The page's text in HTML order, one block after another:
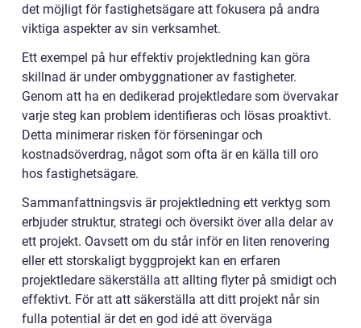
det möjligt för fastighetsägare att fokusera på andra
viktiga aspekter av sin verksamhet.
Ett exempel på hur effektiv projektledning kan göra
skillnad är under ombyggnationer av fastigheter.
Genom att ha en dedikerad projektledare som övervakar
varje steg kan problem identifieras och lösas proaktivt.
Detta minimerar risken för förseningar och
kostnadsöverdrag, något som ofta är en källa till oro
hos fastighetsägare.
Sammanfattningsvis är projektledning ett verktyg som
erbjuder struktur, strategi och översikt över alla delar av
ett projekt. Oavsett om du står inför en liten renovering
eller ett storskaligt byggprojekt kan en erfaren
projektledare säkerställa att allting flyter på smidigt och
effektivt. För att att säkerställa att ditt projekt når sin
fulla potential är det en god idé att överväga